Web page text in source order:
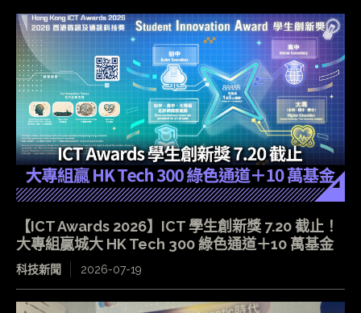
【ICT Awards 2026】ICT 學生創新獎 7.20 截止！
大專組贏城大 HK Tech 300 綠色通道＋10 萬基金
科技新聞 2026-07-19